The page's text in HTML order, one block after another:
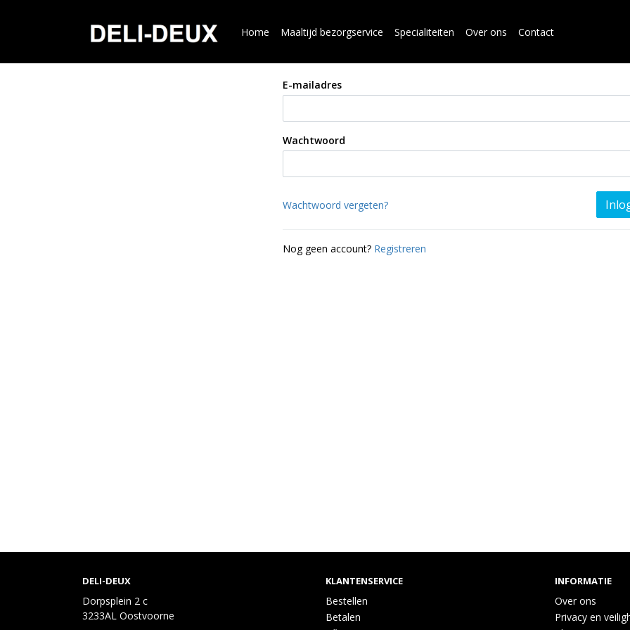
Home Maaltijd bezorgservice Specialiteiten Over ons Contact
E-mailadres
Wachtwoord
Wachtwoord vergeten?
Nog geen account? Registreren
DELI-DEUX
Dorpsplein 2 c
3233AL Oostvoorne
KLANTENSERVICE
Bestellen
Betalen
INFORMATIE
Over ons
Privacy en